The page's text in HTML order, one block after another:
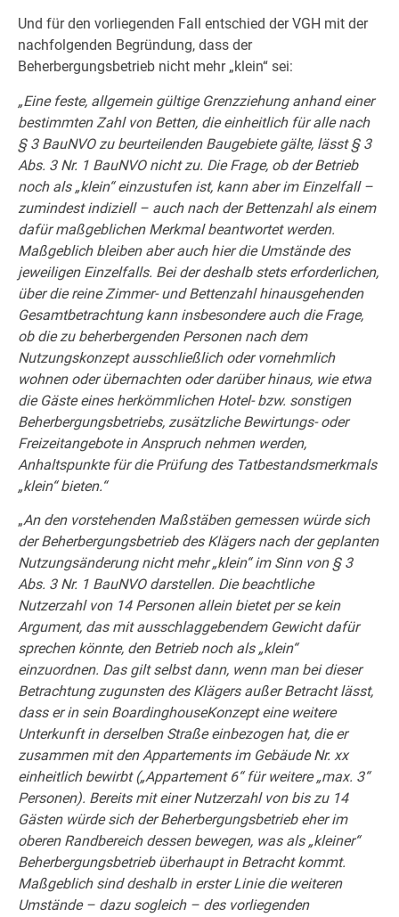
Und für den vorliegenden Fall entschied der VGH mit der
nachfolgenden Begründung, dass der
Beherbergungsbetrieb nicht mehr „klein“ sei:
„Eine feste, allgemein gültige Grenzziehung anhand einer
bestimmten Zahl von Betten, die einheitlich für alle nach
§ 3 BauNVO zu beurteilenden Baugebiete gälte, lässt § 3
Abs. 3 Nr. 1 BauNVO nicht zu. Die Frage, ob der Betrieb
noch als „klein“ einzustufen ist, kann aber im Einzelfall –
zumindest indiziell – auch nach der Bettenzahl als einem
dafür maßgeblichen Merkmal beantwortet werden.
Maßgeblich bleiben aber auch hier die Umstände des
jeweiligen Einzelfalls. Bei der deshalb stets erforderlichen,
über die reine Zimmer- und Bettenzahl hinausgehenden
Gesamtbetrachtung kann insbesondere auch die Frage,
ob die zu beherbergenden Personen nach dem
Nutzungskonzept ausschließlich oder vornehmlich
wohnen oder übernachten oder darüber hinaus, wie etwa
die Gäste eines herkömmlichen Hotel- bzw. sonstigen
Beherbergungsbetriebs, zusätzliche Bewirtungs- oder
Freizeitangebote in Anspruch nehmen werden,
Anhaltspunkte für die Prüfung des Tatbestandsmerkmals
„klein“ bieten.“
„An den vorstehenden Maßstäben gemessen würde sich
der Beherbergungsbetrieb des Klägers nach der geplanten
Nutzungsänderung nicht mehr „klein“ im Sinn von § 3
Abs. 3 Nr. 1 BauNVO darstellen. Die beachtliche
Nutzerzahl von 14 Personen allein bietet per se kein
Argument, das mit ausschlaggebendem Gewicht dafür
sprechen könnte, den Betrieb noch als „klein“
einzuordnen. Das gilt selbst dann, wenn man bei dieser
Betrachtung zugunsten des Klägers außer Betracht lässt,
dass er in sein BoardinghouseKonzept eine weitere
Unterkunft in derselben Straße einbezogen hat, die er
zusammen mit den Appartements im Gebäude Nr. xx
einheitlich bewirbt („Appartement 6“ für weitere „max. 3“
Personen). Bereits mit einer Nutzerzahl von bis zu 14
Gästen würde sich der Beherbergungsbetrieb eher im
oberen Randbereich dessen bewegen, was als „kleiner“
Beherbergungsbetrieb überhaupt in Betracht kommt.
Maßgeblich sind deshalb in erster Linie die weiteren
Umstände – dazu sogleich – des vorliegenden